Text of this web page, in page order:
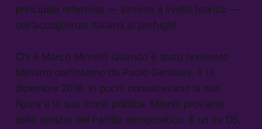
principale referente — almeno a livello teorico —
dell’accoglienza italiana ai profughi.
Chi è Marco Minniti? Quando è stato nominato
Ministro dell’Interno da Paolo Gentiloni, il 13
dicembre 2016, in pochi conoscevano la sua
figura e la sua storia politica. Minniti proviene
dalla sinistra del Partito democratico. È un ex DS,